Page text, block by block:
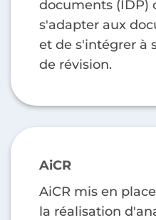
documents (IDP)
s'adapter aux
et de s'intégrer à
de révision.
AiCR
AiCR mis en
la réalisation